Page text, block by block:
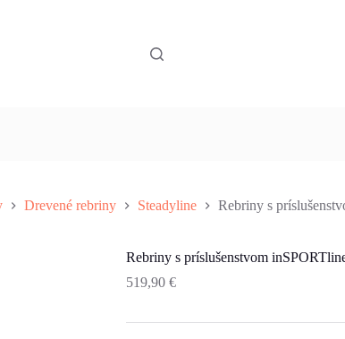
Drevené rebriny Steadyline Rebriny s
Rebriny s príslušenstvom
519,90€